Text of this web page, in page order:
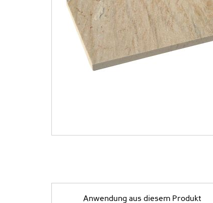
Anwendung aus diesem Produkt